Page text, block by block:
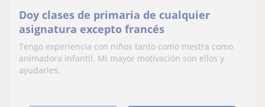
Doy clases de primaria de cualquier
asignatura excepto francés
Tengo experiencia con niños tanto como mestra como
animadora infantil. Mi mayor motivación son ellos y
ayudarles.